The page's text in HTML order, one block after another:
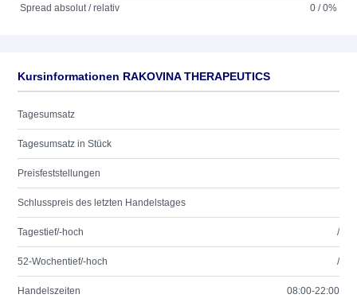
Spread absolut / relativ
0 / 0%
Kursinformationen RAKOVINA THERAPEUTICS
Tagesumsatz
Tagesumsatz in Stück
Preisfeststellungen
Schlusspreis des letzten Handelstages
Tagestief/-hoch /
52-Wochentief/-hoch /
Handelszeiten 08:00-22:00